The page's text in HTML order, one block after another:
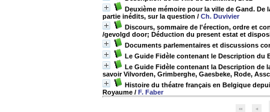
Deuxième mémoire pour la ville de Gand.
partie inédits, sur la question / Ch. Duvivier
Discours, sommaire de l'érection, ordre et
/gevolgd door; Déduction du present estat et
Documents parlementaires et discussions
Le Guide Fidèle contenant le Description du
Le Guide Fidèle contenant la Description de
savoir Vilvorden, Grimberghe, Gaesbeke, Rode,
Histoire du théatre français en Belgique
Royaume / F. Faber